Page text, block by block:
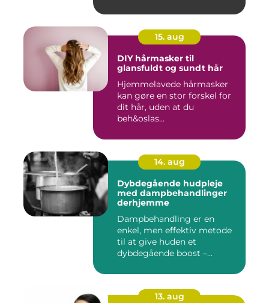
15. aug
DIY hårmasker til
glansfuldt og sundt hår
Hjemmelavede hårmasker
kan gøre en stor forskel for
dit hår, uden at du
beh&oslas...
14. aug
Dybdegående hudpleje
med dampbehandlinger
derhjemme
Dampbehandling er en
enkel, men effektiv metode
til at give huden et
dybdegående boost –...
13. aug